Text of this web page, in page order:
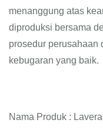
menanggung atas
diproduksi bersama
prosedur perusahaan
kebugaran yang baik.
Nama Produk :